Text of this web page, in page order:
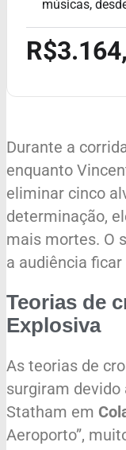
músicas,
Durante a
enquanto
eliminar cinco
determinação,
mais mortes. O
a audiência
Teorias de
Explosiva
As teorias de
surgiram devido
Statham em
Aeroporto”,